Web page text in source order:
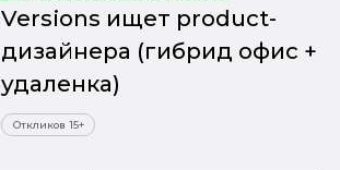
Versions ищет product-
дизайнера (гибрид офис +
удаленка)
Откликов 15+